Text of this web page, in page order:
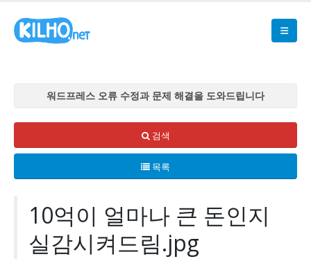
워드프레스 오류 수정과 문제 해결을 도와드립니다
워드프레스 오류 수정과 문제 해결을 도와드립니다
워드프레스 오류 수정과 문제 해결을 도와드립니다
워드프레스 오류 수정과 문제 해결을 도와드립니다
검색
목록
10억이 얼마나 큰 돈인지
실감시켜드림.jpg